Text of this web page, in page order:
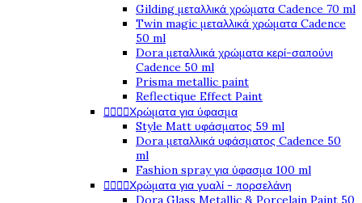
Gilding μεταλλικά χρώματα Cadence 70 ml
Twin magic μεταλλικά χρώματα Cadence
50 ml
Dora μεταλλικά χρώματα κερί-σαπούνι
Cadence 50 ml
Prisma metallic paint
Reflectique Effect Paint
Χρώματα για ύφασμα
Style Matt υφάσματος 59 ml
Dora μεταλλικά υφάσματος Cadence 50
ml
Fashion spray για ύφασμα 100 ml
Χρώματα για γυαλί - πορσελάνη
Dora Glass Metallic & Porcelain Paint 50